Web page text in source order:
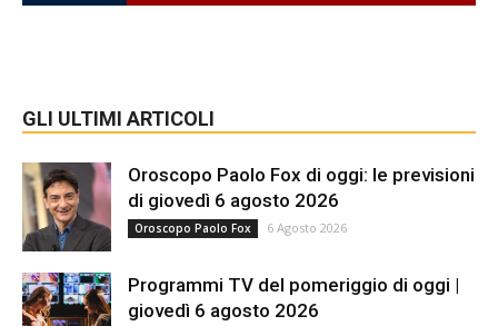
GLI ULTIMI ARTICOLI
Oroscopo Paolo Fox di oggi: le previsioni
di giovedì 6 agosto 2026
Oroscopo Paolo Fox 6 Agosto 2026
Programmi TV del pomeriggio di oggi |
giovedì 6 agosto 2026